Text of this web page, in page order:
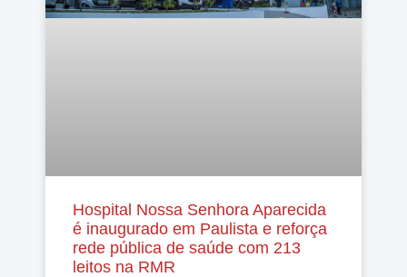
Hospital Nossa Senhora Aparecida
é inaugurado em Paulista e reforça
rede pública de saúde com 213
leitos na RMR